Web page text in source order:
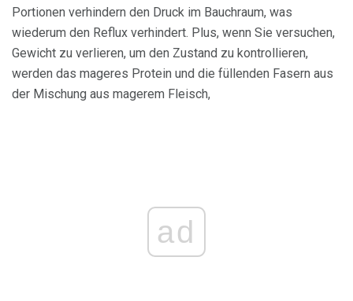
Portionen verhindern den Druck im Bauchraum, was
wiederum den Reflux verhindert. Plus, wenn Sie versuchen,
Gewicht zu verlieren, um den Zustand zu kontrollieren,
werden das mageres Protein und die füllenden Fasern aus
der Mischung aus magerem Fleisch,
ad